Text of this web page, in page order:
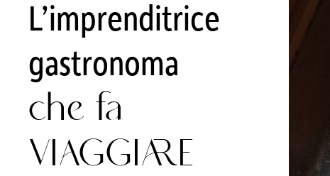
L’imprenditrice
gastronoma
che fa
VIAGGIARE